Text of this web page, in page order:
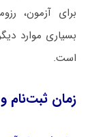
برای آزمون،
بسیاری موارد
است.
زمان ثبت‌نام و